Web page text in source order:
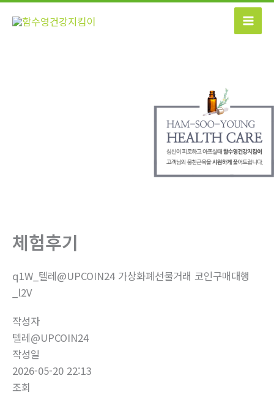
콘
체험후기
q1W_텔레@UPCOIN24 가상화폐선물거래 코인구매대행
_l2V
작성자
텔레@UPCOIN24
작성일
2026-05-20 22:13
조회